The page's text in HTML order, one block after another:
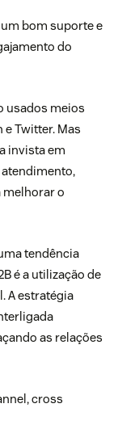
bom suporte e
do
usados meios
Twitter. Mas
invista em
melhorar o
tendência
é a utilização de
. A estratégia
as relações
, cross